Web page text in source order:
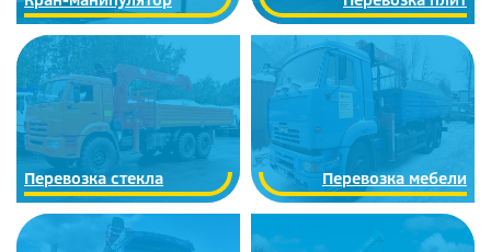
Перевозка стекла Перевозка мебели